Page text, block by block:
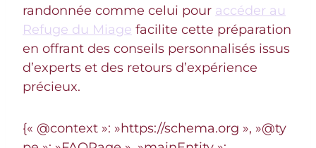
randonnée comme celui pour accéder au
Refuge du Miage facilite cette préparation
en offrant des conseils personnalisés issus
d’experts et des retours d’expérience
précieux.
{« @context »: »https://schema.org », »@ty